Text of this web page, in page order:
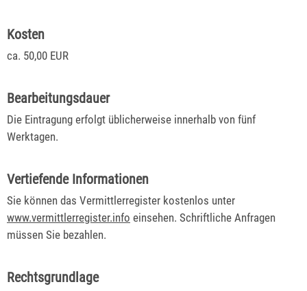
Kosten
ca. 50,00 EUR
Bearbeitungsdauer
Die Eintragung erfolgt üblicherweise innerhalb von fünf
Werktagen.
Vertiefende Informationen
Sie können das Vermittlerregister kostenlos unter
www.vermittlerregister.info einsehen. Schriftliche Anfragen
müssen Sie bezahlen.
Rechtsgrundlage